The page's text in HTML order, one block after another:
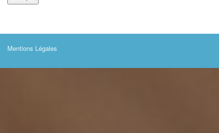
Mentions Légales